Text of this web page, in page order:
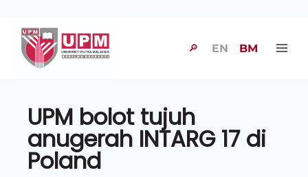
🔎 EN BM
UPM bolot tujuh
anugerah INTARG 17 di
Poland